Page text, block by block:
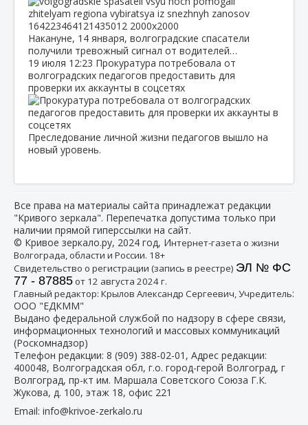
Накануне, 14 января, волгоградские спасатели
получили тревожный сигнал от водителей…
19 июля 12:23 Прокуратура потребовала от
волгоградских педагогов предоставить для
проверки их аккаунты в соцсетях
Преследование личной жизни педагогов вышло на
новый уровень.
Все права на материалы сайта принадлежат редакции
"Кривого зеркала". Перепечатка допустима только при
наличии прямой гиперссылки на сайт.
© Кривое зеркало.ру, 2024 год, Интернет-газета о жизни
Волгограда, области и России. 18+
Свидетельство о регистрации (запись в реестре) ЭЛ № ФС
77 - 87885от 12 августа 2024 г.
Главный редактор: Крылов Александр Сергеевич, Учредитель:
ООО "ЕДКММ"
Выдано федеральной службой по надзору в сфере связи,
информационных технологий и массовых коммуникаций
(Роскомнадзор)
Телефон редакции: 8 (909) 388-02-01 , Адрес редакции:
400048, Волгоградская обл, г.о. город-герой Волгоград, г
Волгоград, пр-кт им. Маршала Советского Союза Г.К.
Жукова, д. 100, этаж 18, офис 221
Email: info@krivoe-zerkalo.ru